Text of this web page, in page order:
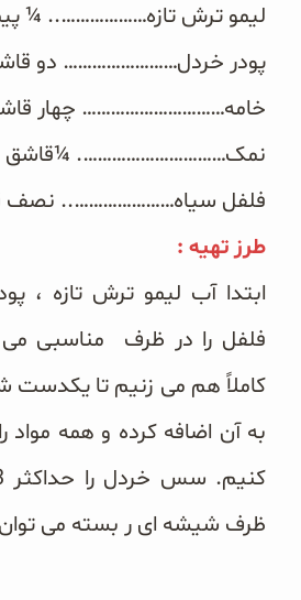
چاشنی‌ها و سرکه‌‌ها
غلات و دانه‌های سالم
صبحانه و میان وعده
کتاب‌های OAB
وبلاگ
لیمو ترش تازه……………….. ¼
پودر خردل…………………… دو
خامه………………………… چهار
نمک…………………………. ¼قاشق
فلفل سیاه………………….. نصف
طرز تهیه :
ابتدا آب لیمو ترش تازه ،
فلفل را در ظرف مناسبی می
کاملاً هم می زنیم تا یکدست
به آن اضافه کرده و همه مواد
ظرف شیشه ای ر بسته می